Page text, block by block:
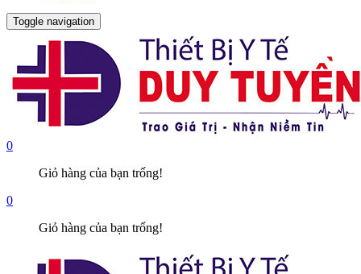
Toggle navigation
0
Giỏ hàng của bạn trống!
0
Giỏ hàng của bạn trống!